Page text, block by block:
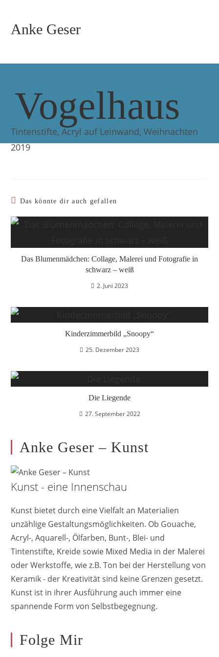
springen
Anke Geser
Vogelhaus
Tintenstifte, Acryl auf Leinwand, Weihnachten
2019
Das könnte dir auch gefallen
Das Blumenmädchen: Collage, Malerei und Fotografie in
schwarz – weiß
2. Juni 2023
Kinderzimmerbild „Snoopy“
25. Dezember 2023
Die Liegende
27. September 2022
Anke Geser – Kunst
Kunst - eine Innenschau
Kunst bietet durch eine Vielfalt an Materialien
unzählige Gestaltungsmöglichkeiten. Ob Gouache,
Acryl-, Aquarell-, Ölfarben, Bunt-, Blei- und
Tintenstifte, Kreide sowie Mixed Media in der Malerei
oder Werkstoffe, wie z.B. Ton bei der Herstellung von
Keramik - der Kreativität sind keine Grenzen gesetzt.
Kunst ist in ihrer Ausführung auch immer eine
spannende Form von Selbstbegegnung.
Folge Mir